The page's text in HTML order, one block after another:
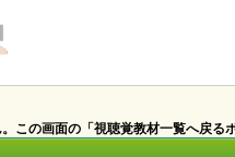
の画面の「視聴覚教材一覧へ戻る